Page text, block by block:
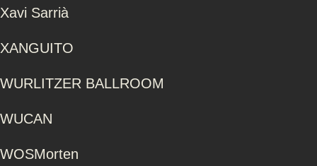
Xavi Sarrià
XANGUITO
WURLITZER BALLROOM
WUCAN
WOSMorten